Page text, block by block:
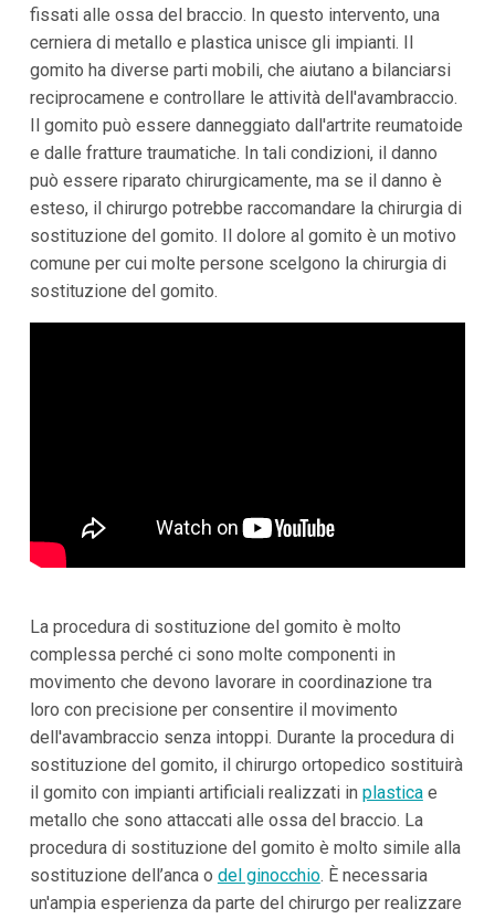
fissati alle ossa del braccio. In questo intervento, una
cerniera di metallo e plastica unisce gli impianti. Il
gomito ha diverse parti mobili, che aiutano a bilanciarsi
reciprocamene e controllare le attività dell'avambraccio.
Il gomito può essere danneggiato dall'artrite reumatoide
e dalle fratture traumatiche. In tali condizioni, il danno
può essere riparato chirurgicamente, ma se il danno è
esteso, il chirurgo potrebbe raccomandare la chirurgia di
sostituzione del gomito. Il dolore al gomito è un motivo
comune per cui molte persone scelgono la chirurgia di
sostituzione del gomito.
La procedura di sostituzione del gomito è molto
complessa perché ci sono molte componenti in
movimento che devono lavorare in coordinazione tra
loro con precisione per consentire il movimento
dell'avambraccio senza intoppi. Durante la procedura di
sostituzione del gomito, il chirurgo ortopedico sostituirà
il gomito con impianti artificiali realizzati in plasticae
metallo che sono attaccati alle ossa del braccio. La
procedura di sostituzione del gomito è molto simile alla
sostituzione dell’anca o del ginocchio. È necessaria
un'ampia esperienza da parte del chirurgo per realizzare